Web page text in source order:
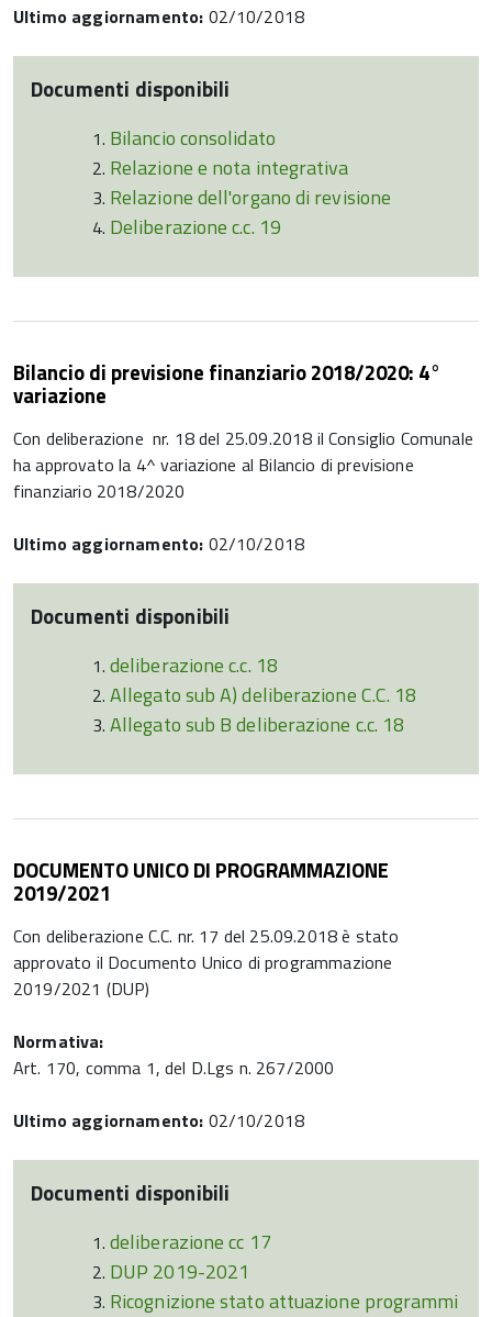
Ultimo aggiornamento: 02/10/2018
Documenti disponibili
Bilancio consolidato
Relazione e nota integrativa
Relazione dell'organo di revisione
Deliberazione c.c. 19
Bilancio di previsione finanziario 2018/2020: 4°
variazione
Con deliberazione nr. 18 del 25.09.2018 il Consiglio Comunale
ha approvato la 4^ variazione al Bilancio di previsione
finanziario 2018/2020
Ultimo aggiornamento: 02/10/2018
Documenti disponibili
deliberazione c.c. 18
Allegato sub A) deliberazione C.C. 18
Allegato sub B deliberazione c.c. 18
DOCUMENTO UNICO DI PROGRAMMAZIONE
2019/2021
Con deliberazione C.C. nr. 17 del 25.09.2018 è stato
approvato il Documento Unico di programmazione
2019/2021 (DUP)
Normativa:
Art. 170, comma 1, del D.Lgs n. 267/2000
Ultimo aggiornamento: 02/10/2018
Documenti disponibili
deliberazione cc 17
DUP 2019-2021
Ricognizione stato attuazione programmi